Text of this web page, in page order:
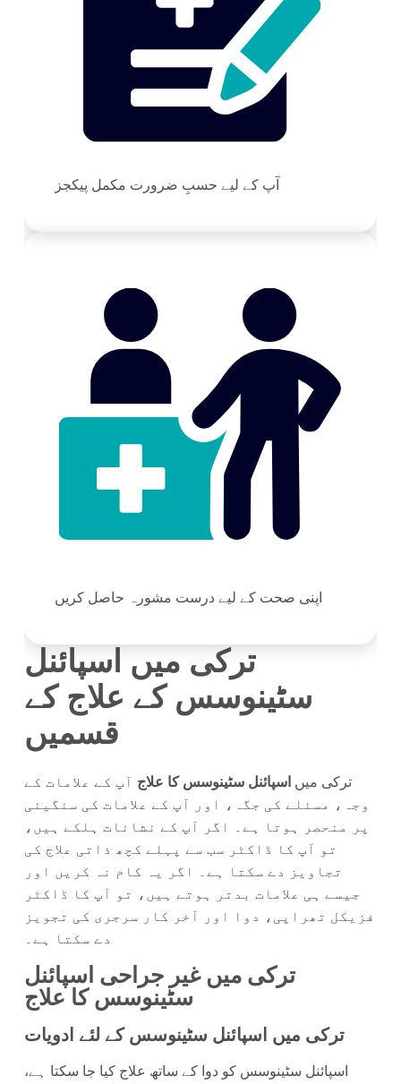
آپ کے لیے حسبِ ضرورت مکمل پیکجز
اپنی صحت کے لیے درست مشورہ حاصل کریں
ترکی میں اسپائنل
سٹینوسس کے علاج کے
قسمیں
ترکی میں اسپائنل سٹینوسس کا علاج آپ کے علامات کے
وجہ، مسئلے کی جگہ، اور آپ کے علامات کی سنگینی
پر منحصر ہوتا ہے۔ اگر آپ کے نشانات ہلکے ہیں،
تو آپ کا ڈاکٹر سب سے پہلے کچھ ذاتی علاج کی
تجاویز دے سکتا ہے۔ اگر یہ کام نہ کریں اور
جیسے ہی علامات بدتر ہوتے ہیں، تو آپ کا ڈاکٹر
فزیکل تھراپی، دوا اور آخر کار سرجری کی تجویز
دے سکتا ہے۔
ترکی میں غیر جراحی اسپائنل
سٹینوسس کا علاج
ترکی میں اسپائنل سٹینوسس کے لئے ادویات
اسپائنل سٹینوسس کو دوا کے ساتھ علاج کیا جا سکتا ہے،